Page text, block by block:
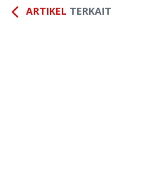
ARTIKEL TERKAIT